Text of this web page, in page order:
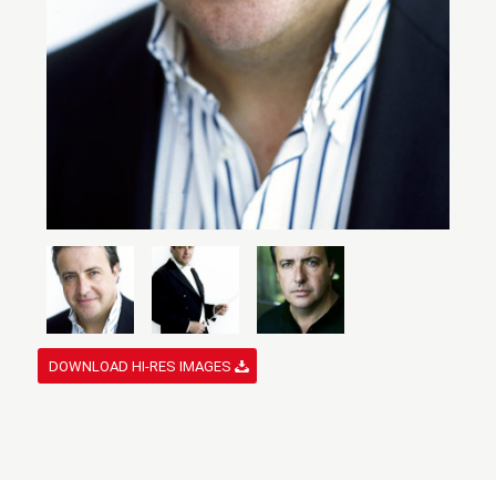
DOWNLOAD HI-RES IMAGES